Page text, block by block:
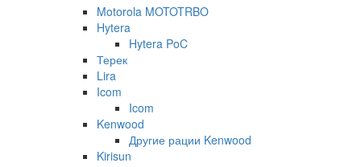
Motorola MOTOTRBO
Hytera
Hytera PoC
Терек
Lira
Icom
Icom
Kenwood
Другие рации Kenwood
Kirisun